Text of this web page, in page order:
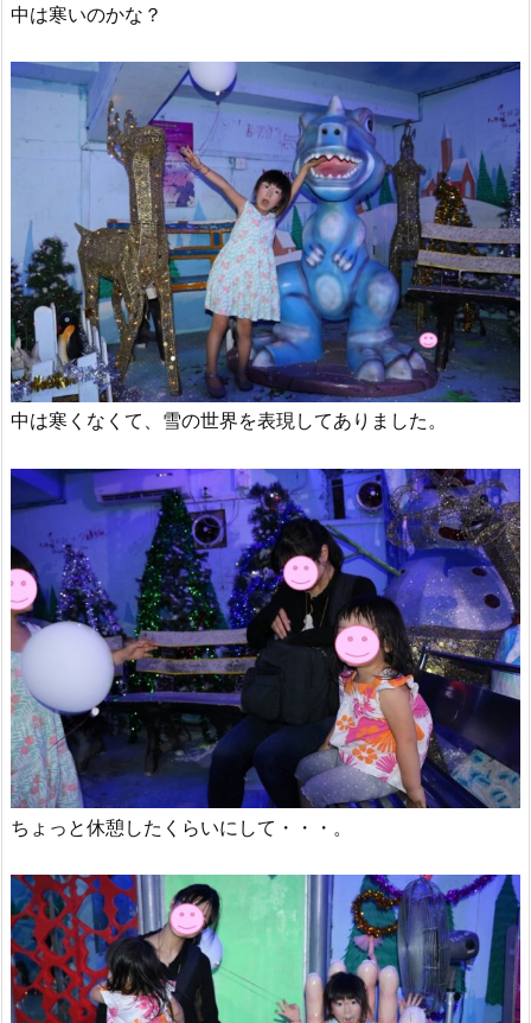
中は寒いのかな？
中は寒くなくて、雪の世界を表現してありました。
ちょっと休憩したくらいにして・・・。